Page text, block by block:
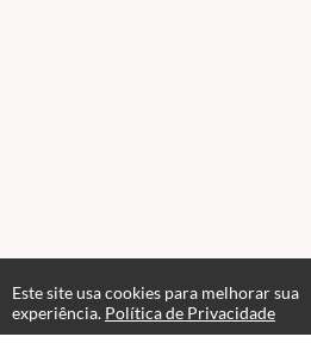
Páginas
Este site usa cookies para melhorar sua
experiência. Política de Privacidade